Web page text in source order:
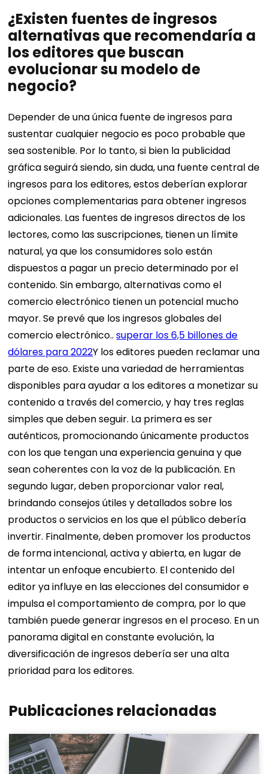
¿Existen fuentes de ingresos
alternativas que recomendaría a
los editores que buscan
evolucionar su modelo de
negocio?
Depender de una única fuente de ingresos para
sustentar cualquier negocio es poco probable que
sea sostenible. Por lo tanto, si bien la publicidad
gráfica seguirá siendo, sin duda, una fuente central de
ingresos para los editores, estos deberían explorar
opciones complementarias para obtener ingresos
adicionales. Las fuentes de ingresos directos de los
lectores, como las suscripciones, tienen un límite
natural, ya que los consumidores solo están
dispuestos a pagar un precio determinado por el
contenido. Sin embargo, alternativas como el
comercio electrónico tienen un potencial mucho
mayor. Se prevé que los ingresos globales del
comercio electrónico..superar los 6,5 billones de
dólares para 2022Y los editores pueden reclamar una
parte de eso. Existe una variedad de herramientas
disponibles para ayudar a los editores a monetizar su
contenido a través del comercio, y hay tres reglas
simples que deben seguir. La primera es ser
auténticos, promocionando únicamente productos
con los que tengan una experiencia genuina y que
sean coherentes con la voz de la publicación. En
segundo lugar, deben proporcionar valor real,
brindando consejos útiles y detallados sobre los
productos o servicios en los que el público debería
invertir. Finalmente, deben promover los productos
de forma intencional, activa y abierta, en lugar de
intentar un enfoque encubierto. El contenido del
editor ya influye en las elecciones del consumidor e
impulsa el comportamiento de compra, por lo que
también puede generar ingresos en el proceso. En un
panorama digital en constante evolución, la
diversificación de ingresos debería ser una alta
prioridad para los editores.
Publicaciones relacionadas